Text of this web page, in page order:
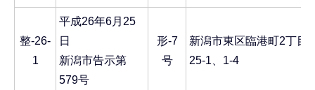
整-26-
1
平成26年6月25
日
新潟市告示第
579号
形-7
号
新潟市東区臨港町2丁目
25-1、1-4